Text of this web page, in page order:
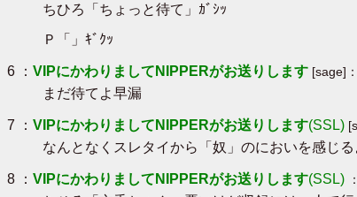
ちひろ「ちょっと待て」ｶﾞｼｯ
Ｐ「」ｷﾞｸｯ
6 ： VIPにかわりましてNIPPERがお送りします [sage]
まだ待てよ早漏
7 ： VIPにかわりましてNIPPERがお送りします(SSL)
なんとなくスレタイから「奴」のにおいを感じ
8 ： VIPにかわりましてNIPPERがお送りします(SSL)